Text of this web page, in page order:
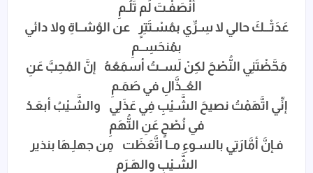
أنْصَفْـتَ لَم تَلُـمِ
عَدَتْـــكَ حالي لا سِـرِّي بمُسْـتَتِرٍ عن الوُشــاةِ ولا دائي
بمُنحَسِــمِ
مَحَّضْتَنِي النُّصْحَ لكِنْ لَســتُ أسمَعُهُ إنَّ المُحِبَّ عَنِ
العُــذَّالِ في صَمَـمِ
إنِّي اتَّهَمْتُ نصيحَ الشَّـيْبِ فِي عَذَلِي والشَّـيْبُ أبعَـدُ
في نُصْحٍ عَنِ التُّهَمِ
فـإنَّ أمَّارَتِي بالسـوءِ مــا اتَّعَظَت مِن جهلِـهَا بنذير
الشَّـيْبِ والهَـرَمِ